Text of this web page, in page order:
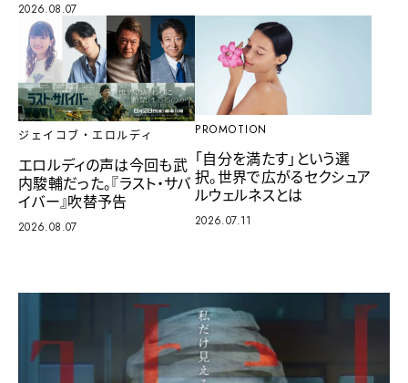
2026.08.07
ジェイコブ・エロルディ
エロルディの声は今回も武
内駿輔だった。『ラスト・サバ
イバー』吹替予告
2026.08.07
PROMOTION
「自分を満たす」という選
択。世界で広がるセクシュア
ルウェルネスとは
2026.07.11